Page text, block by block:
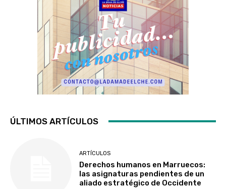
ÚLTIMOS ARTÍCULOS
ARTÍCULOS
Derechos humanos en Marruecos:
las asignaturas pendientes de un
aliado estratégico de Occidente